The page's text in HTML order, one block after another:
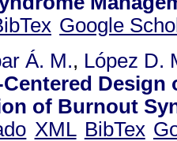
Google
Á. M., López D.
Design
of Burnout
XML BibTex